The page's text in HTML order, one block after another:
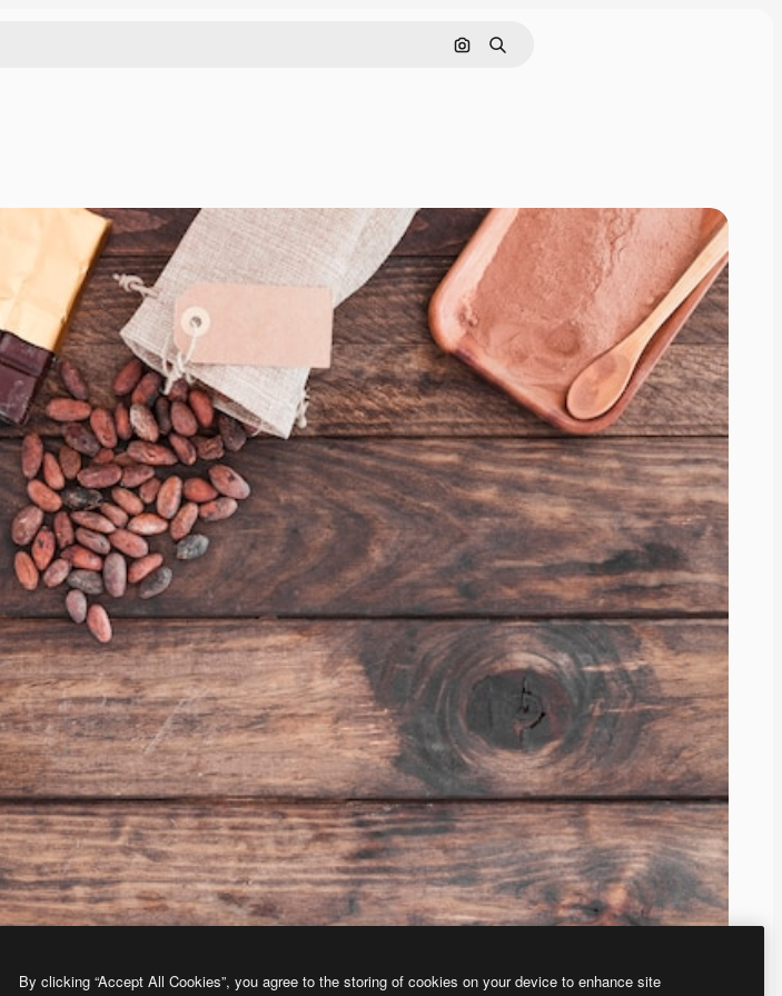
画像で検索
検索
By clicking “Accept All Cookies”, you agree to the storing of cookies on your device to enhance site